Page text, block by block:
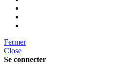
Fermer
Close
Se connecter